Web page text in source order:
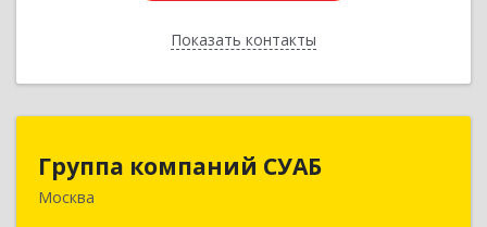
Показать контакты
Назад
Группа компаний СУАБ
Москва
Группа компаний СУАБ
105082, Москва г, Почтовая Б. ул, дом 36, стр.9,